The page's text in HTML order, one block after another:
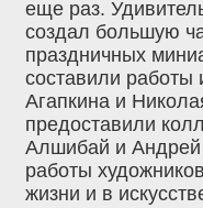
еще раз.
создал большую
праздничных
составили работы
Агапкина и
предоставили
Алшибай и
работы
жизни и в